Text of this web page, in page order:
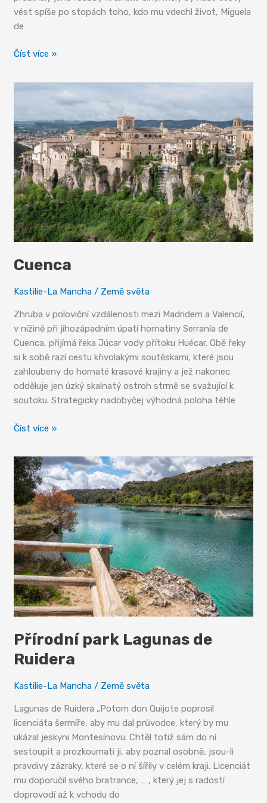
vést spíše po stopách toho, kdo mu vdechl život, Miguela
de
Po
Dona
Číst více »
Cuenca
Kastilie-La Mancha / Země světa
Zhruba v poloviční vzdálenosti mezi Madridem a Valencií,
v nížině při jihozápadním úpatí hornatiny Serranía de
Cuenca, přijímá řeka Júcar vody přítoku Huécar. Obě řeky
si k sobě razí cestu křivolakými soutěskami, které jsou
zahloubeny do hornaté krasové krajiny a jež nakonec
odděluje jen úzký skalnatý ostroh strmě se svažující k
soutoku. Strategicky nadobyčej výhodná poloha téhle
Cuenca
Číst více »
Přírodní park Lagunas de
Ruidera
Kastilie-La Mancha / Země světa
Lagunas de Ruidera „Potom don Quijote poprosil
licenciáta šermíře, aby mu dal průvodce, který by mu
ukázal jeskyni Montesínovu. Chtěl totiž sám do ní
sestoupit a prozkoumati ji, aby poznal osobně, jsou-li
pravdivy zázraky, které se o ní šířily v celém kraji. Licenciát
mu doporučil svého bratrance, … , který jej s radostí
doprovodí až k vchodu do